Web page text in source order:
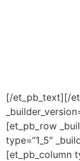
[/et_pb_text][/
[et_pb_row
type=“1_5″
[et_pb_column